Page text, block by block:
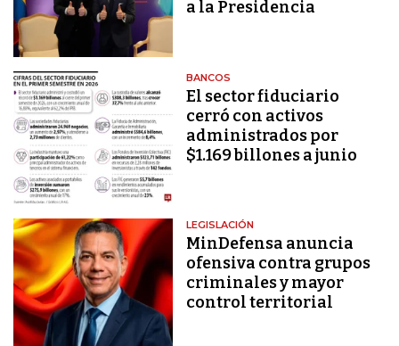
a la Presidencia
BANCOS
El sector fiduciario
cerró con activos
administrados por
$1.169 billones a junio
LEGISLACIÓN
MinDefensa anuncia
ofensiva contra grupos
criminales y mayor
control territorial